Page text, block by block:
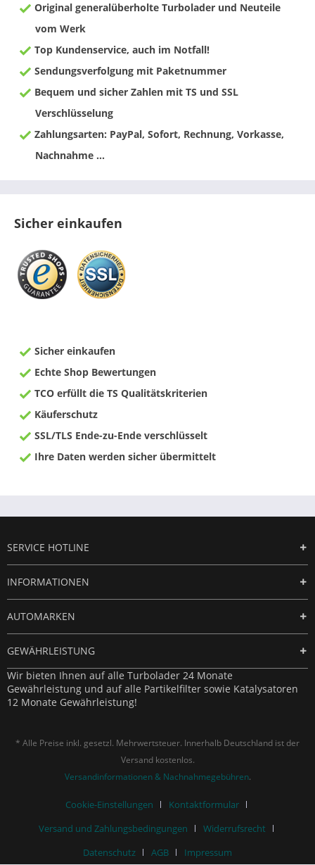
Original generalüberholte Turbolader und Neuteile
vom Werk
Top Kundenservice, auch im Notfall!
Sendungsverfolgung mit Paketnummer
Bequem und sicher Zahlen mit TS und SSL
Verschlüsselung
Zahlungsarten: PayPal, Sofort, Rechnung, Vorkasse,
Nachnahme ...
Sicher einkaufen
Sicher einkaufen
Echte Shop Bewertungen
TCO erfüllt die TS Qualitätskriterien
Käuferschutz
SSL/TLS Ende-zu-Ende verschlüsselt
Ihre Daten werden sicher übermittelt
SERVICE HOTLINE
INFORMATIONEN
AUTOMARKEN
GEWÄHRLEISTUNG
Wir bieten Ihnen auf alle Turbolader 24 Monate
Gewährleistung und auf alle Partikelfilter sowie Katalysatoren
12 Monate Gewährleistung!
* Alle Preise inkl. gesetzl. Mehrwertsteuer. Innerhalb Deutschland ist der
Versand kostenlos.
Versandinformationen & Nachnahmegebühren.
Cookie-Einstellungen
Kontaktformular
Versand und Zahlungsbedingungen
Widerrufsrecht
Datenschutz
AGB Impressum